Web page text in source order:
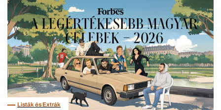
Listák és Extrák